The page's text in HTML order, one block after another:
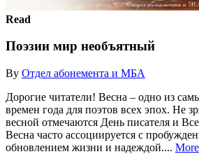
Read
Поэзии мир необъятный
By Отдел абонемента и МБА
Дорогие читатели! Весна – одно из
времен года для поэтов всех эпох. Не
весной отмечаются День писателя и
Весна часто ассоциируется с
обновлением жизни и надеждой.... More